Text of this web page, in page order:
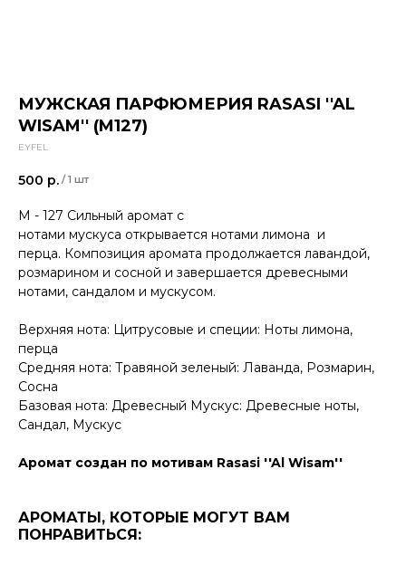
МУЖСКАЯ ПАРФЮМЕРИЯ RASASI ''AL
WISAM'' (M127)
EYFEL
500 р. / 1 шт
M - 127 Сильный аромат с
нотами мускуса открывается нотами лимона и
перца. Композиция аромата продолжается лавандой,
розмарином и сосной и завершается древесными
нотами, сандалом и мускусом.
Верхняя нота: Цитрусовые и специи: Ноты лимона,
перца
Средняя нота: Травяной зеленый: Лаванда, Розмарин,
Сосна
Базовая нота: Древесный Мускус: Древесные ноты,
Сандал, Мускус
Аромат создан по мотивам Rasasi ''Al Wisam''
АРОМАТЫ, КОТОРЫЕ МОГУТ ВАМ
ПОНРАВИТЬСЯ: